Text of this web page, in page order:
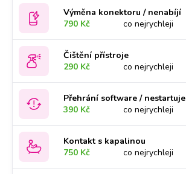
Výměna konektoru / nenabíjí
790 Kč
co nejrychleji
Čištění přístroje
290 Kč
co nejrychleji
Přehrání software / nestartuje
390 Kč
co nejrychleji
Kontakt s kapalinou
750 Kč
co nejrychleji